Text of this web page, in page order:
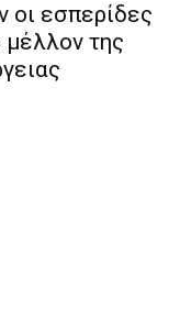
οι εσπερίδες
μέλλον της